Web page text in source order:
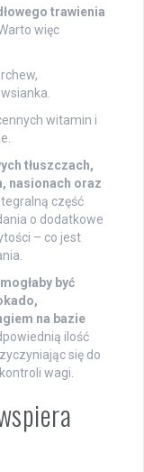
trawienia
więc
witamin i
tłuszczach,
nasionach oraz
część
o dodatkowe
– co jest
być
na bazie
ilość
się do
wagi.